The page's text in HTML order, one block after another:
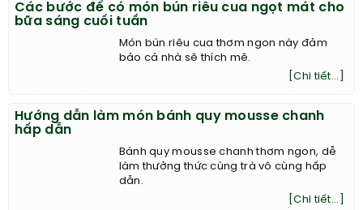
Các bước để có món bún riêu cua ngọt mát cho
bữa sáng cuối tuần
Món bún riêu cua thơm ngon này đảm
bảo cả nhà sẽ thích mê.
[Chi tiết...]
Hướng dẫn làm món bánh quy mousse chanh
hấp dẫn
Bánh quy mousse chanh thơm ngon, dễ
làm thưởng thức cùng trà vô cùng hấp
dẫn.
[Chi tiết...]